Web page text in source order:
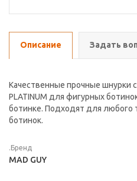
Описание Задать
Качественные прочные шнурки
PLATINUM для фигурных
ботинке. Подходят для любого
ботинок.
.Бренд
MAD GUY